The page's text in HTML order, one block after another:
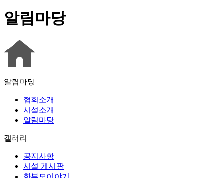
알림마당
알림마당
협회소개
시설소개
알림마당
갤러리
공지사항
시설 게시판
한부모이야기